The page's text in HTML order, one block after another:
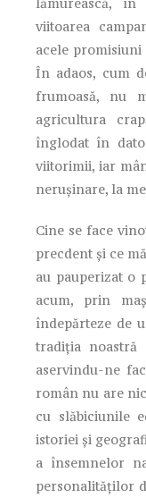
viitoarea
acele
În adaos, cum
frumoasă, nu
agricultura
înglodat în
viitorimii, iar
nerușinare, la
Cine se face
precdent și ce
au pauperizat o
acum, prin
îndepărteze de
tradiția noastră
aservindu-ne
român nu are
cu slăbiciunile
istoriei și
a însemnelor
personalităților